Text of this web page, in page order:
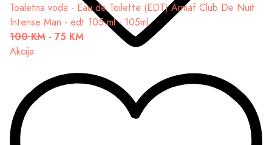
Toaletna voda - Eau de Toilette (EDT) Armaf Club De Nuit
Intense Man - edt 105 ml - 105ml
100 KM - 75 KM
Akcija